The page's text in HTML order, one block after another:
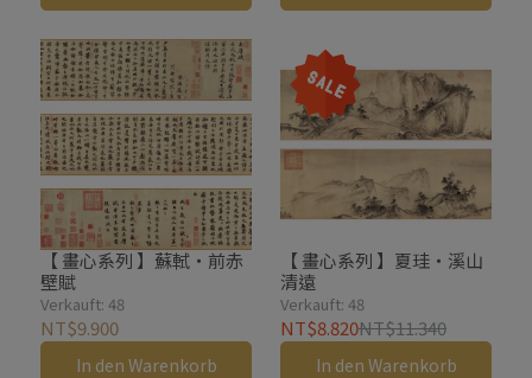
【 畫心系列 】蘇軾・前赤
壁賦
Verkauft: 48
NT$9.900
In den Warenkorb
【 畫心系列 】夏珪・溪山
清遠
Verkauft: 48
NT$8.820NT$11.340
In den Warenkorb